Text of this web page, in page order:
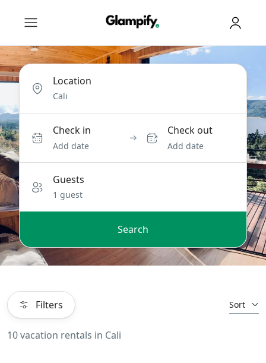
Location
Check in
Add date
Check out
Add date
Guests
1 guest
Search
Filters Sort
10 vacation rentals in Cali